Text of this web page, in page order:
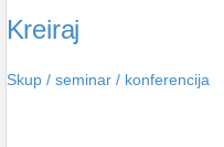
Kreiraj
Skup / seminar / konferencija